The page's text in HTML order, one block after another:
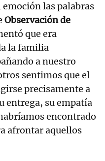
emoción las palabras
Observación de
que era
la familia
a nuestro
sentimos que el
precisamente a
entrega, su empatía
encontrado
afrontar aquellos